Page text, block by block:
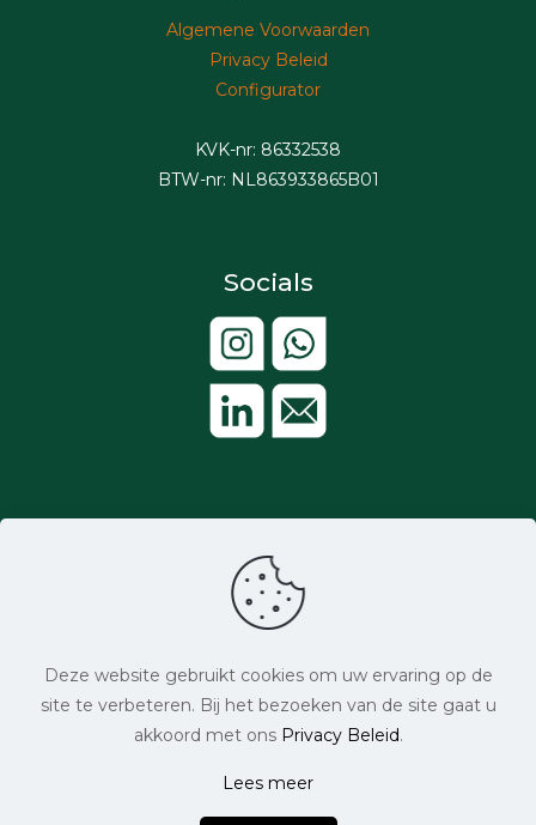
Algemene Voorwaarden
Privacy Beleid
Configurator
KVK-nr: 86332538
BTW-nr: NL863933865B01
Socials
Deze website gebruikt cookies om uw ervaring op de
site te verbeteren. Bij het bezoeken van de site gaat u
akkoord met ons Privacy Beleid.
Lees meer